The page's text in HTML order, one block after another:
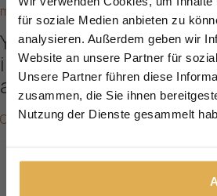
für soziale Medien anbieten zu
analysieren. Außerdem geben wir
Website an unsere Partner für
Unsere Partner führen diese
zusammen, die Sie ihnen
Nutzung der Dienste gesammelt
more about biffar front doors >>
You will find more
information
about our products in
ORDER OUR FREE CATALOGUE
Melden Sie
und sichern
Sicherheits-